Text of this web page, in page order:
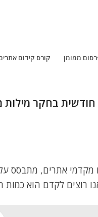
ממומן קורס קידום
חודשית בחקר
אתרים, מתבסס
רוצים לקדם הוא כמות